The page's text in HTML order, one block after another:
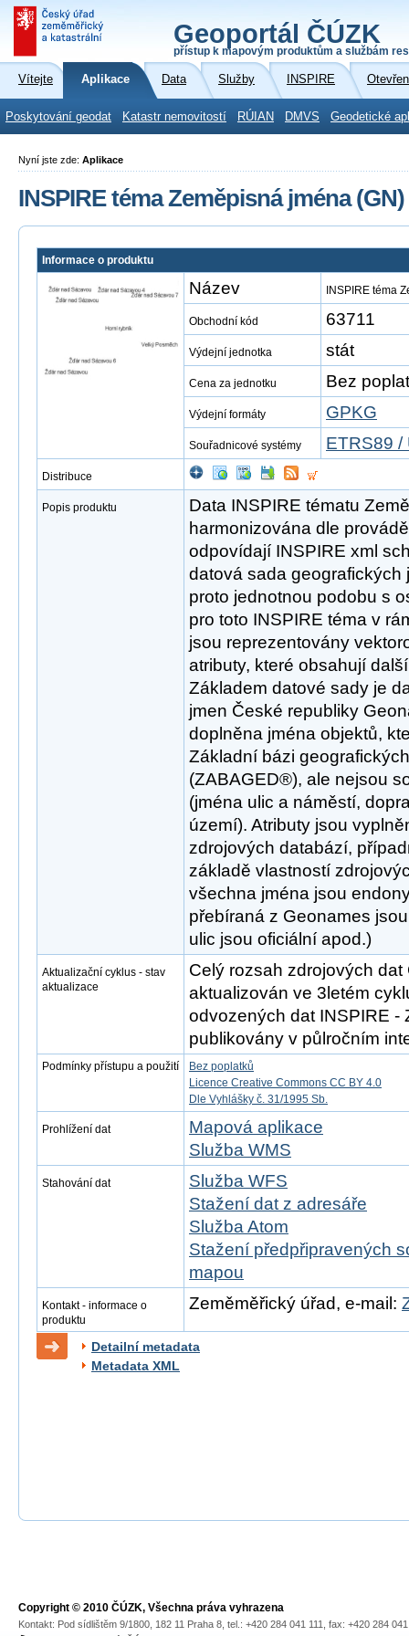
Geoportál ČÚZK
přístup k mapovým produktům a službám
Vítejte Aplikace Data Služby INSPIRE
Poskytování geodat Katastr nemovitostí RÚIAN DMVS Geodetické
Nyní jste zde: Aplikace
INSPIRE téma Zeměpisná jména (GN)
Informace o produktu
Název INSPIRE téma
Obchodní kód 63711
Výdejní jednotka stát
Cena za jednotku Bez
Výdejní formáty GPKG
Souřadnicové systémy ETRS89 /
Distribuce
Popis produktu
Data INSPIRE tématu
harmonizována dle
odpovídají INSPIRE xml
datová sada geografických
proto jednotnou podobu s
pro toto INSPIRE téma v
jsou reprezentovány
atributy, které obsahují
Základem datové sady je
jmen České republiky
doplněna jména objektů,
Základní bázi
(ZABAGED®), ale nejsou
(jména ulic a náměstí,
území). Atributy jsou
zdrojových databází,
základě vlastností
všechna jména jsou
přebíraná z Geonames
ulic jsou oficiální apod.)
Aktualizační cyklus - stav
aktualizace
Celý rozsah zdrojových dat
aktualizován ve 3letém
odvozených dat INSPIRE -
publikovány v půlročním
Podmínky přístupu a použití
Bez poplatků
Licence Creative Commons CC BY 4.0
Dle Vyhlášky č. 31/1995 Sb.
Prohlížení dat
Mapová aplikace
Služba WMS
Stahování dat
Služba WFS
Stažení dat z adresáře
Služba Atom
Stažení předpřipravených
mapou
Kontakt - informace o
produktu
Zeměměřický úřad, e-mail:
Detailní metadata
Metadata XML
Copyright © 2010 ČÚZK, Všechna práva vyhrazena
Kontakt: Pod sídlištěm 9/1800, 182 11 Praha 8, tel.: +420 284 041 111, fax: +420 284